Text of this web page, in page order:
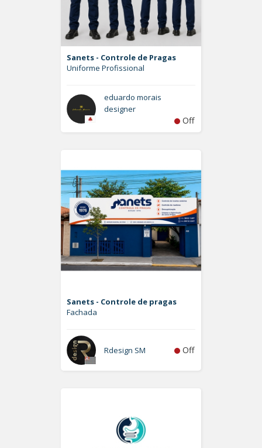
Sanets - Controle de Pragas
Uniforme Profissional
eduardo morais
designer
Off
Sanets - Controle de pragas
Fachada
Rdesign SM Off